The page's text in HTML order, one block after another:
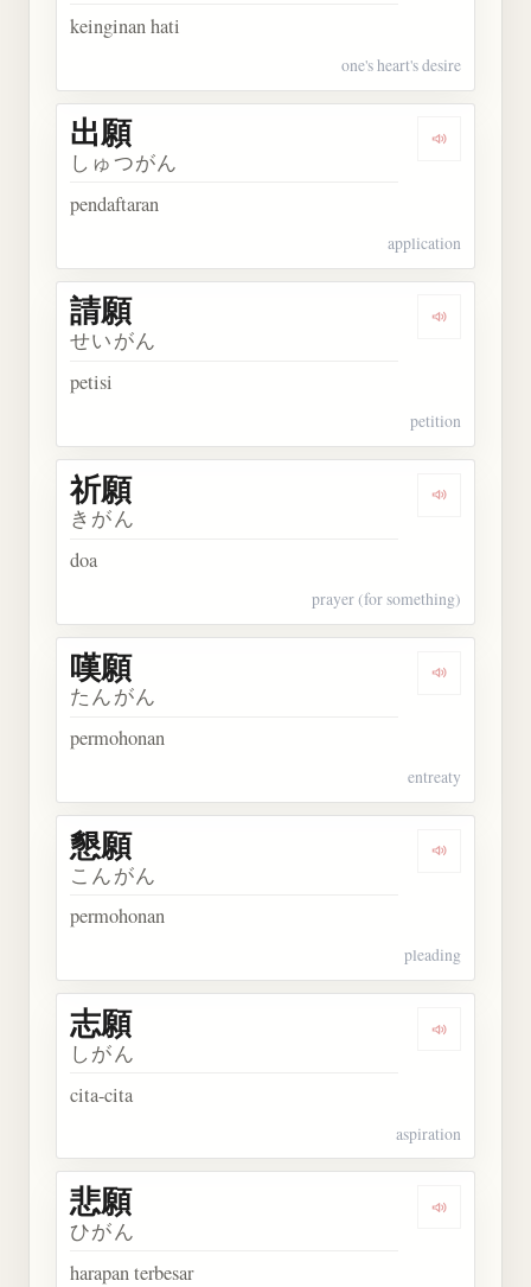
keinginan hati
one's heart's desire
Dengarkan
出願
しゅつがん
pendaftaran
application
Dengarkan
請願
せいがん
petisi
petition
Dengarkan
祈願
きがん
doa
prayer (for something)
Dengarkan
嘆願
たんがん
permohonan
entreaty
Dengarkan
懇願
こんがん
permohonan
pleading
Dengarkan
志願
しがん
cita-cita
aspiration
Dengarkan
悲願
ひがん
harapan terbesar